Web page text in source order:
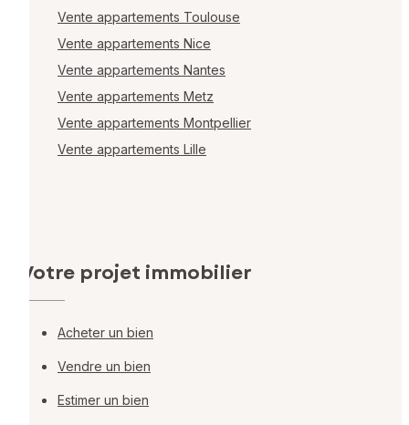
Vente appartements Toulouse
Vente appartements Nice
Vente appartements Nantes
Vente appartements Metz
Vente appartements Montpellier
Vente appartements Lille
Votre projet immobilier
Acheter un bien
Vendre un bien
Estimer un bien